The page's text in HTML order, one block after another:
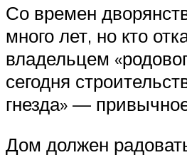
Со времен
много лет, но кто
владельцем
сегодня
гнезда» —
Дом должен